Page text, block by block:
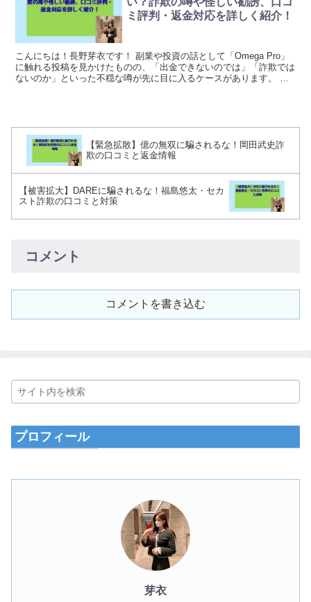
ミ評判・返金対応を詳しく紹介！
こんにちは！長野芽衣です！ 副業や投資の話として「Omega Pro」
に触れる投稿を見かけたものの、「出金できないのでは」「詐欺では
ないのか」といった不穏な噂が先に目に入るケースがあります。 結
【緊急拡散】億の無双に騙されるな！岡田武史詐
欺の口コミと返金情報
【被害拡大】DAREに騙されるな！福島悠太・セカ
スト詐欺の口コミと対策
コメント
コメントを書き込む
プロフィール
芽衣